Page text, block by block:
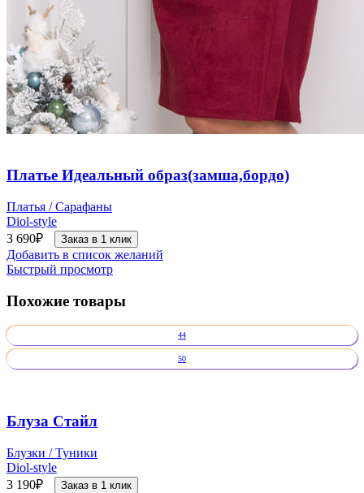
Платье Идеальный образ(замша,бордо)
Платья / Сарафаны
Diol-style
3 690₽ Заказ в 1 клик
Добавить в список желаний
Быстрый просмотр
Похожие товары
44
50
Блуза Стайл
Блузки / Туники
Diol-style
3 190₽ Заказ в 1 клик